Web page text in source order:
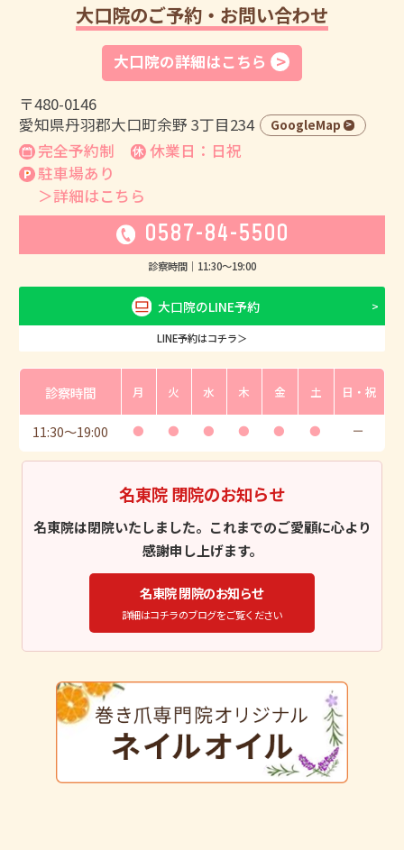
大口院のご予約・お問い合わせ
大口院の詳細はこちら
〒480-0146
愛知県丹羽郡大口町余野 3丁目234
GoogleMap
完全予約制
休業日：日祝
駐車場あり
＞詳細はこちら
0587-84-5500
診察時間｜ 11:30〜19:00
大口院のLINE予約
LINE予約はコチラ＞
診察時間 月 火 水 木 金 土 日・祝
11:30〜19:00 ● ● ● ● ● ● ー
名東院 閉院のお知らせ
名東院は閉院いたしました。これまでのご愛顧に心より
感謝申し上げます。
名東院 閉院のお知らせ
詳細はコチラのブログをご覧ください